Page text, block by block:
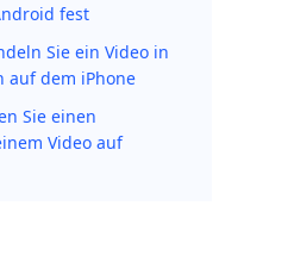
fest
Sie ein Video in
auf dem iPhone
Sie einen
Video auf